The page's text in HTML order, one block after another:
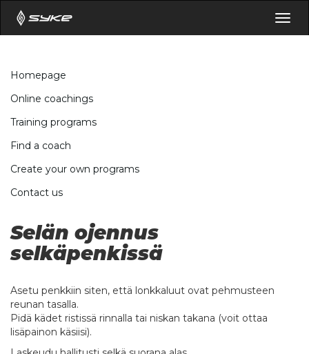
Homepage
Online coachings
Training programs
Find a coach
Create your own programs
Contact us
Selän ojennus
selkäpenkissä
Asetu penkkiin siten, että lonkkaluut ovat pehmusteen
reunan tasalla.
Pidä kädet ristissä rinnalla tai niskan takana (voit ottaa
lisäpainon käsiisi).